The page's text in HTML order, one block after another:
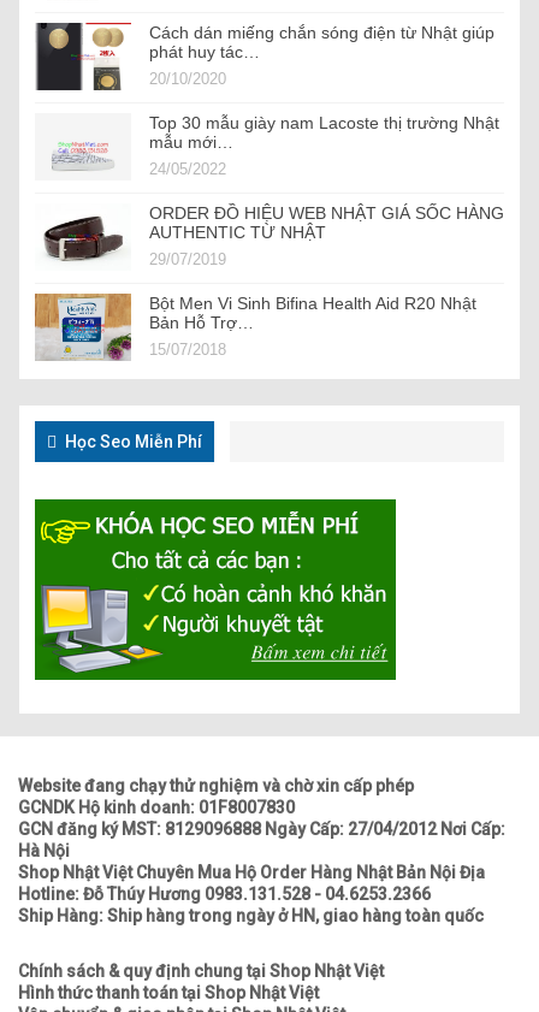
Cách dán miếng chắn sóng điện từ Nhật giúp
phát huy tác…
20/10/2020
Top 30 mẫu giày nam Lacoste thị trường Nhật
mẫu mới…
24/05/2022
ORDER ĐỒ HIỆU WEB NHẬT GIÁ SỐC HÀNG
AUTHENTIC TỪ NHẬT
29/07/2019
Bột Men Vi Sinh Bifina Health Aid R20 Nhật
Bản Hỗ Trợ…
15/07/2018
Học Seo Miễn Phí
Website đang chạy thử nghiệm và chờ xin cấp phép
GCNDK Hộ kinh doanh: 01F8007830
GCN đăng ký MST: 8129096888 Ngày Cấp: 27/04/2012 Nơi Cấp:
Hà Nội
Shop Nhật Việt Chuyên Mua Hộ Order Hàng Nhật Bản Nội Địa
Hotline: Đỗ Thúy Hương 0983.131.528 - 04.6253.2366
Ship Hàng: Ship hàng trong ngày ở HN, giao hàng toàn quốc
Chính sách & quy định chung tại Shop Nhật Việt
Hình thức thanh toán tại Shop Nhật Việt